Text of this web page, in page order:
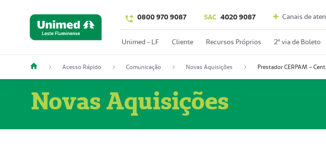
0800 970 9087 SAC 4020 9087 Canais de
Unimed - LF Cliente Recursos Próprios 2º via de Boleto
Acesso Rápido Comunicação Novas Aquisições
Novas Aquisições